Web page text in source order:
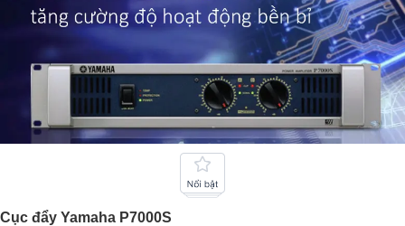
Cục đẩy Yamaha P7000S